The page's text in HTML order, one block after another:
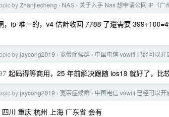
byZhanjiecheng › NAS › 关于入手 Nas 想申请公网 IP（广
，ip 唯一的，v4 估計收回 7788 了還需要
byjaycong2019 › 宽带症候群 › 中国电信 vowifi 已经可以开
起码得等商用，25 年前解决跟随 ios18 就好了，比
byjaycong2019 › 宽带症候群 › 中国电信 vowifi 已经可以开
四川 重庆 杭州 上海 广东省 会有